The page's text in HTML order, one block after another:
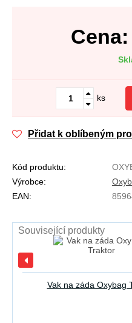
Cena:
ks
Přidat k oblíbeným
Kód produktu:
Výrobce:
EAN:
Související produkty
Vak na záda Oxybag